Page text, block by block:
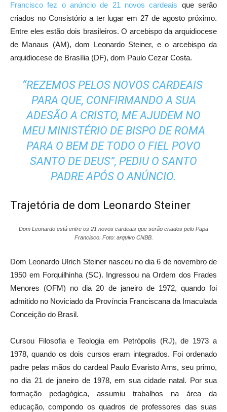
Francisco fez o anúncio de 21 novos cardeais que serão
criados no Consistório a ter lugar em 27 de agosto próximo.
Entre eles estão dois brasileiros. O arcebispo da arquidiocese
de Manaus (AM), dom Leonardo Steiner, e o arcebispo da
arquidiocese de Brasília (DF), dom Paulo Cezar Costa.
“REZEMOS PELOS NOVOS CARDEAIS
PARA QUE, CONFIRMANDO A SUA
ADESÃO A CRISTO, ME AJUDEM NO
MEU MINISTÉRIO DE BISPO DE ROMA
PARA O BEM DE TODO O FIEL POVO
SANTO DE DEUS”, PEDIU O SANTO
PADRE APÓS O ANÚNCIO.
Trajetória de dom Leonardo Steiner
Dom Leonardo está entre os 21 novos cardeais que serão criados pelo Papa
Francisco. Foto: arquivo CNBB.
Dom Leonardo Ulrich Steiner nasceu no dia 6 de novembro de
1950 em Forquilhinha (SC). Ingressou na Ordem dos Frades
Menores (OFM) no dia 20 de janeiro de 1972, quando foi
admitido no Noviciado da Província Franciscana da Imaculada
Conceição do Brasil.
Cursou Filosofia e Teologia em Petrópolis (RJ), de 1973 a
1978, quando os dois cursos eram integrados. Foi ordenado
padre pelas mãos do cardeal Paulo Evaristo Arns, seu primo,
no dia 21 de janeiro de 1978, em sua cidade natal. Por sua
formação pedagógica, assumiu trabalhos na área da
educação, compondo os quadros de professores das suas